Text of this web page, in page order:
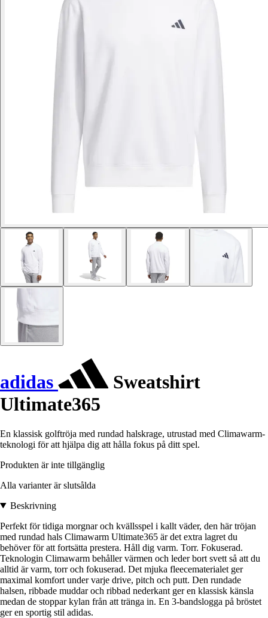
adidas
Sweatshirt
Ultimate365
En klassisk golftröja med rundad halskrage, utrustad med Climawarm-
teknologi för att hjälpa dig att hålla fokus på ditt spel.
Produkten är inte tillgänglig
Alla varianter är slutsålda
Beskrivning
Perfekt för tidiga morgnar och kvällsspel i kallt väder, den här tröjan
med rundad hals Climawarm Ultimate365 är det extra lagret du
behöver för att fortsätta prestera. Håll dig varm. Torr. Fokuserad.
Teknologin Climawarm behåller värmen och leder bort svett så att du
alltid är varm, torr och fokuserad. Det mjuka fleecematerialet ger
maximal komfort under varje drive, pitch och putt. Den rundade
halsen, ribbade muddar och ribbad nederkant ger en klassisk känsla
medan de stoppar kylan från att tränga in. En 3-bandslogga på bröstet
ger en sportig stil adidas.